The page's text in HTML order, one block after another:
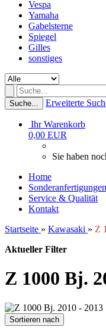
Vespa
Yamaha
Gabelsterne
Spiegel
Gilles
sonstiges
Suche... Erweiterte
Ihr Warenkorb
0,00 EUR
Sie haben
Home
Sonderanfertigungen
Service & Qualität
Kontakt
Startseite » Kawasaki » Z
Aktueller Filter
Z 1000 Bj.
Sortieren nach